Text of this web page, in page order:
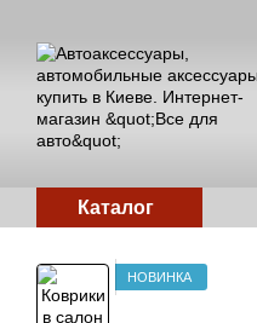
Каталог
НОВИНКА